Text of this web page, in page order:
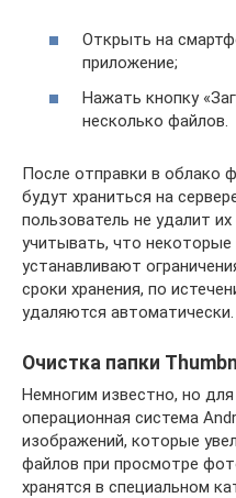
Открыть на
приложение;
Нажать кнопку
несколько файлов.
После отправки в облако
будут храниться на
пользователь не удалит
учитывать, что некоторые
устанавливают
сроки хранения, по
удаляются автоматически.
Очистка папки
Немногим известно, но
операционная система
изображений, которые
файлов при просмотре
хранятся в специальном